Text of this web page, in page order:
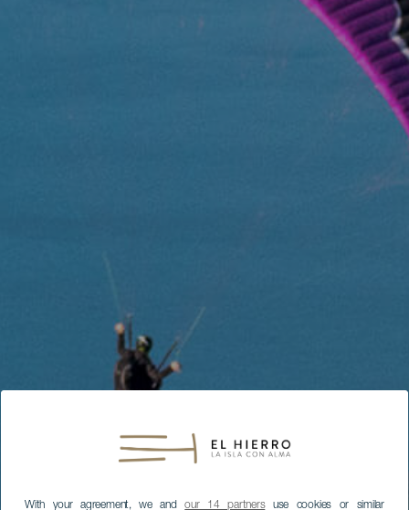
With your agreement, we andour 14 partnersuse cookies or similar